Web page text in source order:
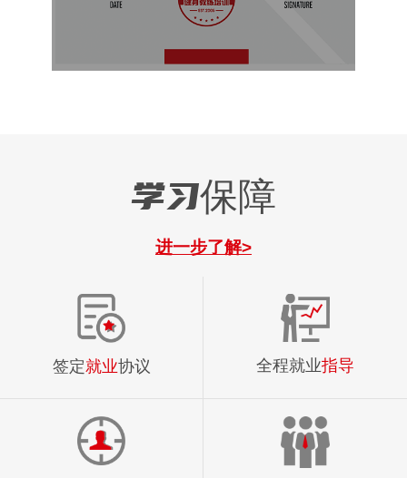
学习保障
进一步了解>
签定就业协议 全程就业指导